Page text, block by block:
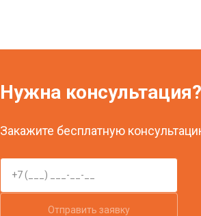
Нужна консультация?
Закажите бесплатную
Отправить заявку